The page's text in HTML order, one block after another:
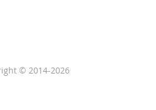
© 2014-2026